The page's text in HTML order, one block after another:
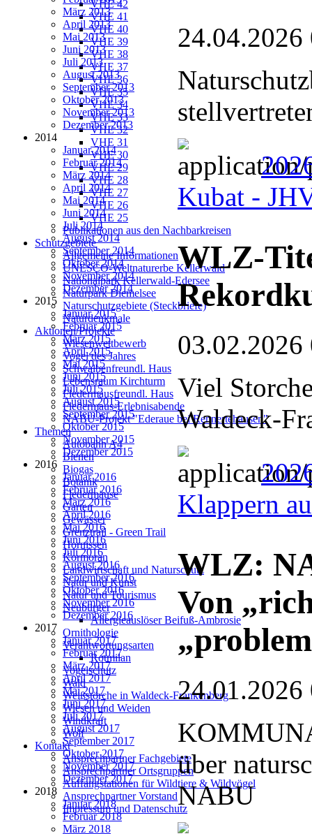
VHE 42
VHE 41
VHE 40
VHE 39
VHE 38
VHE 37
VHE 36
VHE 35
VHE 34
VHE 33
VHE 32
VHE 31
VHE 30
VHE 29
VHE 28
VHE 27
VHE 26
VHE 25
Publikationen aus den Nachbarkreisen
Schutzgebiete
Allgemeine Informationen
UNESCO-Weltnaturerbe Kellerwald
Nationalpark Kellerwald-Edersee
Naturpark Diemelsee
Naturschutzgebiete (Steckbriefe)
Naturdenkmale
Aktionen/Projekte
Wiesenwettbewerb
Vogel des Jahres
Schwalbenfreundl. Haus
Lebensraum Kirchturm
Fledermausfreundl. Haus
Fledermaus-Erlebnisabende
NABU-Projekt "Ederaue bei Rennertehausen"
Themen
Autobahn A4
Bienen
Biogas
Botanik
Fledermäuse
Garten
Gewässer
Grenztrail - Green Trail
Hornissen
Kormoran
Landwirtschaft und Naturschutz
Natur und Kunst
Natur und Tourismus
Neubürger
Allergieauslöser Beifuß-Ambrosie
Ornithologie
Verantwortungsarten
Rotmilan
Vogelschutz
Wald
Weißstörche in Waldeck-Frankenberg
Wiesen und Weiden
Windkraft
Wolf
Kontakt
Ansprechpartner Fachgebiete
Ansprechpartner Ortsgruppen
Auffangstationen für Wildtiere & Wildvögel
Ansprechpartner Vorstand
Impressum und Datenschutz
März 2013
April 2013
Mai 2013
Juni 2013
Juli 2013
August 2013
September 2013
Oktober 2013
November 2013
Dezember 2013
2014
Januar 2014
Februar 2014
März 2014
April 2014
Mai 2014
Juni 2014
Juli 2014
August 2014
September 2014
Oktober 2014
November 2014
Dezember 2014
2015
Januar 2015
Februar 2015
März 2015
April 2015
Mai 2015
Juni 2015
Juli 2015
August 2015
September 2015
Oktober 2015
November 2015
Dezember 2015
2016
Januar 2016
Februar 2016
März 2016
April 2016
Mai 2016
Juni 2016
Juli 2016
August 2016
September 2016
Oktober 2016
November 2016
Dezember 2016
2017
Januar 2017
Februar 2017
März 2017
April 2017
Mai 2017
Juni 2017
Juli 2017
August 2017
September 2017
Oktober 2017
November 2017
Dezember 2017
2018
Januar 2018
Februar 2018
März 2018
24.04.2026
Kubat -
WLZ-
03.02.2026
Viel
Waldeck-
Klappern
WLZ:
Von
24.01.2026
über
NABU